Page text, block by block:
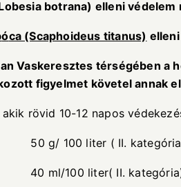
botrana) elleni védelem
óca (Scaphoideus titanus)
Vaskeresztes térségében a
figyelmet követel annak
rövid 10-12 napos
50 g/ 100 liter ( II.
ml/100 liter( II.